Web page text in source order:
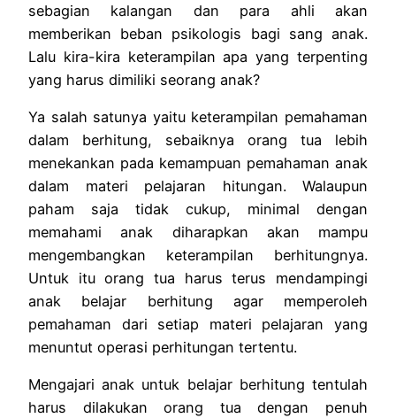
sebagian kalangan dan para ahli akan
memberikan beban psikologis bagi sang anak.
Lalu kira-kira keterampilan apa yang terpenting
yang harus dimiliki seorang anak?
Ya salah satunya yaitu keterampilan pemahaman
dalam berhitung, sebaiknya orang tua lebih
menekankan pada kemampuan pemahaman anak
dalam materi pelajaran hitungan. Walaupun
paham saja tidak cukup, minimal dengan
memahami anak diharapkan akan mampu
mengembangkan keterampilan berhitungnya.
Untuk itu orang tua harus terus mendampingi
anak belajar berhitung agar memperoleh
pemahaman dari setiap materi pelajaran yang
menuntut operasi perhitungan tertentu.
Mengajari anak untuk belajar berhitung tentulah
harus dilakukan orang tua dengan penuh